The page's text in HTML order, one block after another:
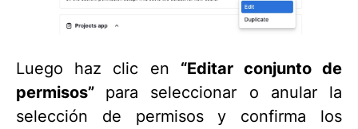
Luego haz clic en “Editar conjunto de
permisos” para seleccionar o anular la
selección de permisos y confirma los